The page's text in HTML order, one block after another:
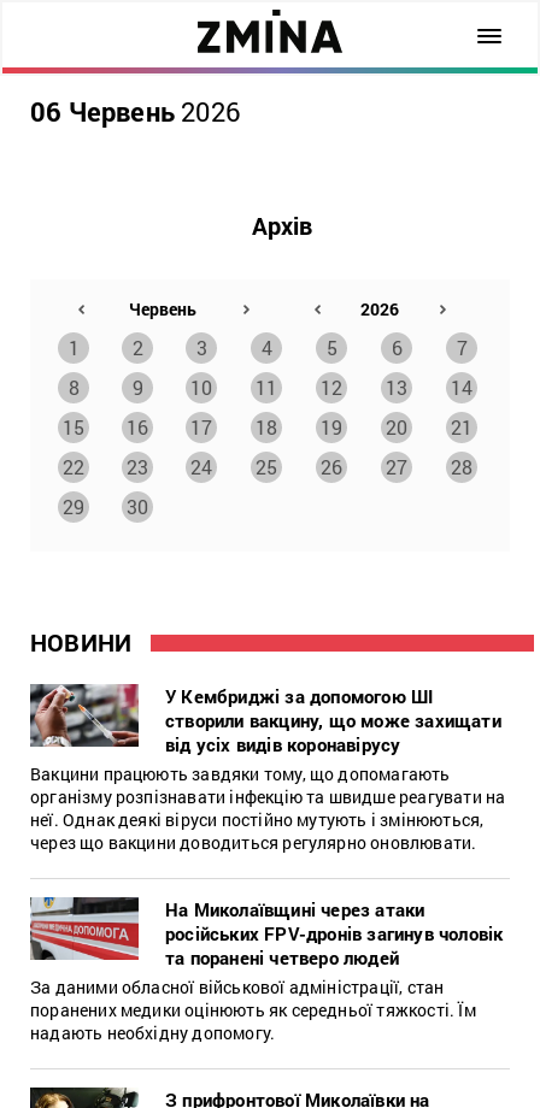
06 Червень 2026
НОВИНИ
У Кембриджі за допомогою ШІ
створили вакцину, що може захищати
від усіх видів коронавірусу
Вакцини працюють завдяки тому, що допомагають
організму розпізнавати інфекцію та швидше реагувати на
неї. Однак деякі віруси постійно мутують і змінюються,
через що вакцини доводиться регулярно оновлювати.
На Миколаївщині через атаки
російських FPV-дронів загинув чоловік
та поранені четверо людей
За даними обласної військової адміністрації, стан
поранених медики оцінюють як середньої тяжкості. Їм
надають необхідну допомогу.
З прифронтової Миколаївки на
Архів
1 2 3 4 5 6
7
8
9 10 11 12 13
14
15
16 17 18 19 20
21
22
23 24 25 26 27
28
29
30